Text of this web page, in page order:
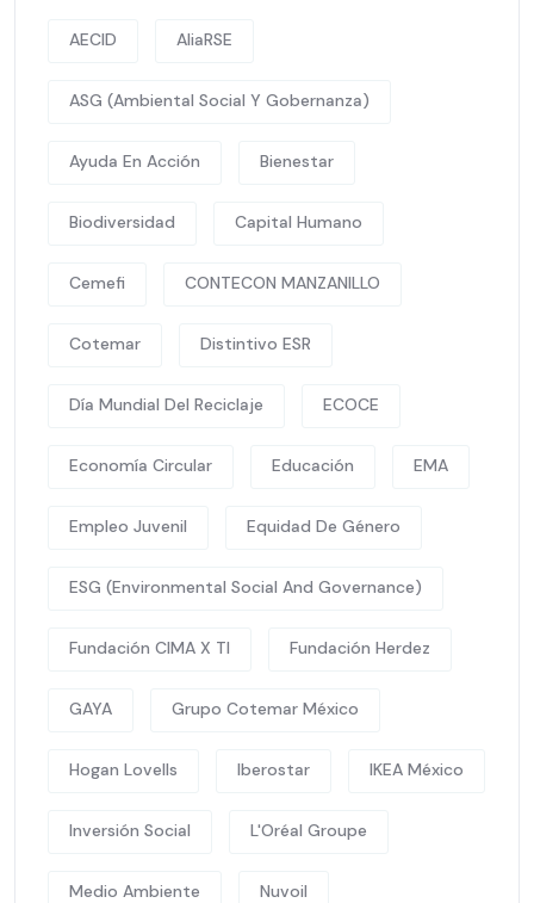
AECID AliaRSE
ASG (Ambiental Social Y Gobernanza)
Ayuda En Acción Bienestar
Biodiversidad Capital Humano
Cemefi CONTECON MANZANILLO
Cotemar Distintivo ESR
Día Mundial Del Reciclaje ECOCE
Economía Circular Educación EMA
Empleo Juvenil Equidad De Género
ESG (Environmental Social And Governance)
Fundación CIMA X TI Fundación Herdez
GAYA Grupo Cotemar México
Hogan Lovells Iberostar IKEA México
Inversión Social L'Oréal Groupe
Medio Ambiente Nuvoil